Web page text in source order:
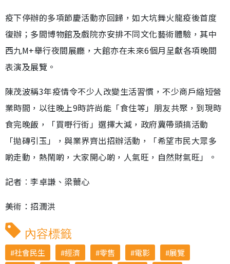
疫下停辦的多項節慶活動亦回歸，如大坑舞火龍疫後首度
復辦；多間博物館及戲院亦安排不同文化藝術體驗，其中
西九M+舉行夜間展廳，大館亦在未來6個月呈獻各項晚間
表演及展覽。
陳茂波稱3年疫情令不少人改變生活習慣，不少商戶縮短營
業時間，以往晚上9時許尚能「食住等」朋友共聚，到現時
食完晚飯，「買嘢行街」選擇大減，政府冀帶頭搞活動
「拋磚引玉」，與業界齊出招辦活動，「希望市民大眾多
啲走動，熱鬧啲，大家開心啲，人氣旺，自然財氣旺」。
記者︰李卓謙、梁薾心
美術：招潤洪
內容標籤
社會民生 經濟 零售 電影
展覽